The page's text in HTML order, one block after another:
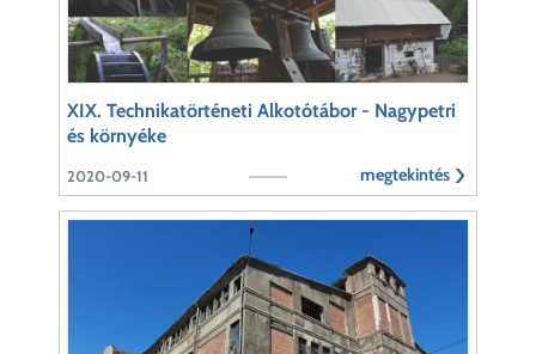
XIX. Technikatörténeti Alkotótábor - Nagypetri
és környéke
megtekintés
2020-09-11